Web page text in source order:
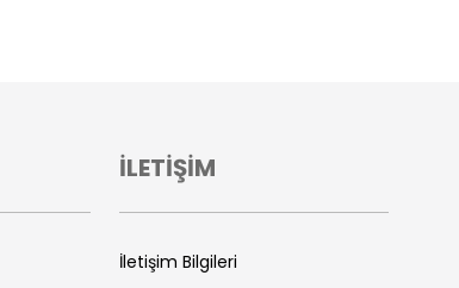
İLETİŞİM
İletişim Bilgileri